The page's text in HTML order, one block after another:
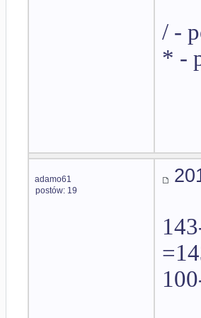
/ -
* -
adamo61
postów: 19